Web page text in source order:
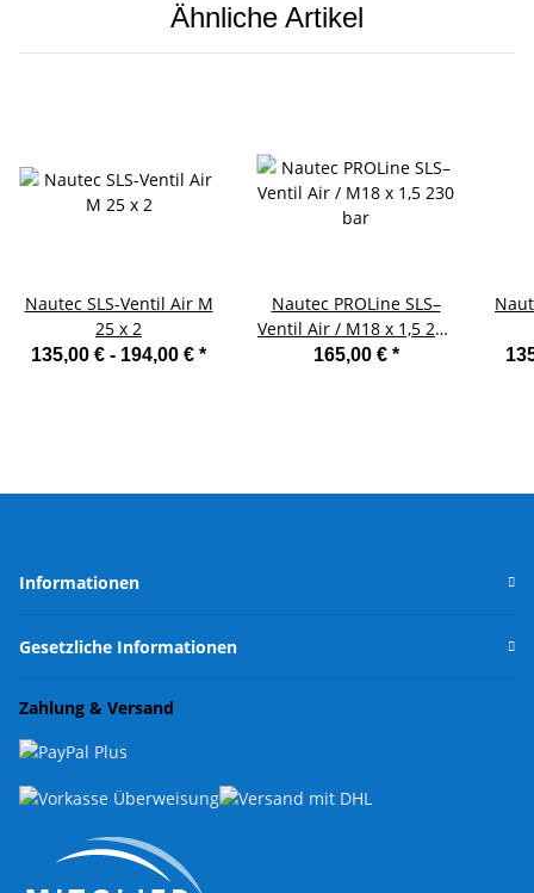
Ähnliche Artikel
Nautec SLS-Ventil Air M
25 x 2
135,00 € - 194,00 € *
Nautec PROLine SLS–
Ventil Air / M18 x 1,5 230
bar
165,00 € *
Informationen
Gesetzliche Informationen
Zahlung & Versand